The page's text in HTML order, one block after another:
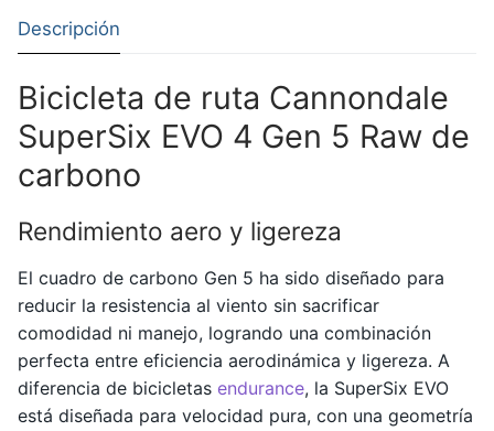
Raw
–
aero
y
ultraligera
Descripción
Bicicleta de ruta Cannondale
SuperSix EVO 4 Gen 5 Raw de
carbono
Rendimiento aero y ligereza
El cuadro de carbono Gen 5 ha sido diseñado para
reducir la resistencia al viento sin sacrificar
comodidad ni manejo, logrando una combinación
perfecta entre eficiencia aerodinámica y ligereza. A
diferencia de bicicletas endurance, la SuperSix EVO
está diseñada para velocidad pura, con una geometría